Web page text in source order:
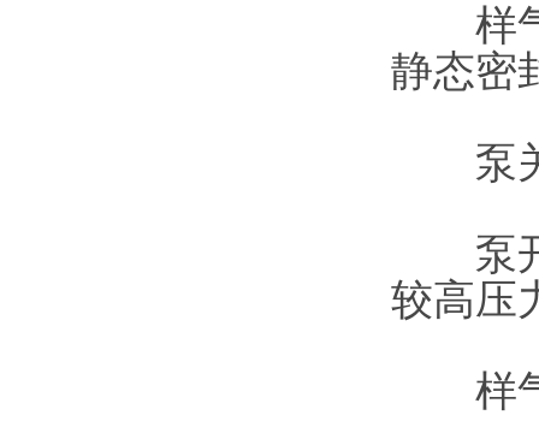
样气
静态密
泵关
泵开
较高压
样气